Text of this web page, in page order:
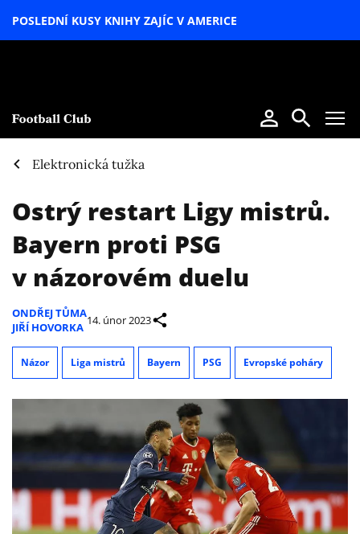
POSLEDNÍ KUSY KNIHY ZAJÍC V AMERICE
Elektronická tužka
Ostrý restart Ligy mistrů.
Bayern proti PSG
v názorovém duelu
ONDŘEJ TŮMA
JIŘÍ HOVORKA 14. únor 2023
Názor Liga mistrů Bayern PSG Evropské poháry